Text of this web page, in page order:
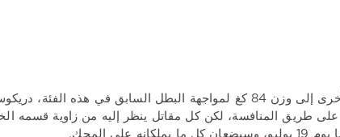
يصعد بطل وزن الوسط السابق، كامارو عثمان، مرة أخرى إلى وزن 84 كغ لمواجهة البطل السابق في هذه
طريق المنافسة، لكن كل مقاتل ينظر إليه من زاوية قسمه